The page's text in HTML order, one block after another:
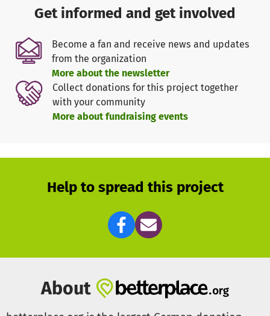
Mädchen und junge Frauen wurden schon als
Schneiderinnen ausgebildet und raus von Armut,
AIDSrisiko, Prostitution und von der Arbeitslosikeit
gerettet. Als größe Herausforderung, die
Frauenorganisation will in Jahr 2013 diese Hilfsprojekt
weiter führen und jede finanzielle Unterstützung wird sehr
hilfreich um noch weitere Zielgruppen auszubilden und
eine gute Zukunft zu ermöglichen.
Get informed and get involved
Become a fan and receive news and updates
from the organization
More about the newsletter
Collect donations for this project together
with your community
More about fundraising events
Help to spread this project
About